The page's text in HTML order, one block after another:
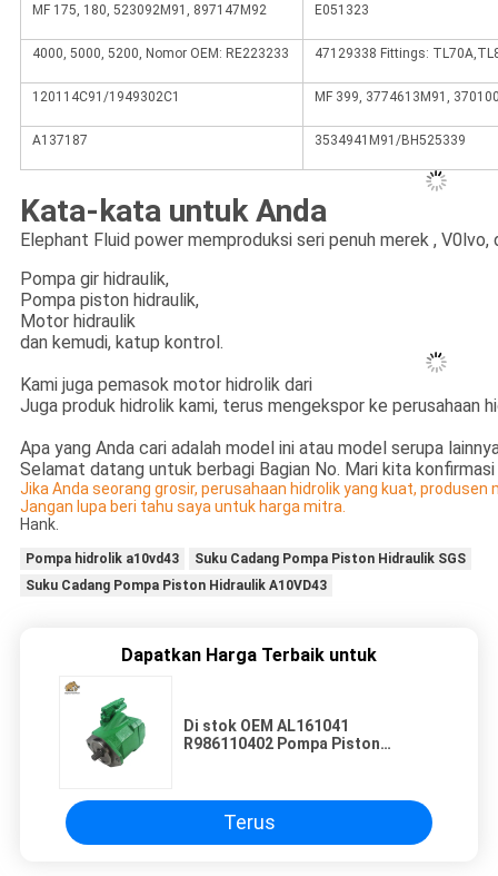
MF 175, 180, 523092M91, 897147M92 E051323
4000, 5000, 5200, Nomor OEM: RE223233 47129338 Fittings:
120114C91/1949302C1 MF 399, 3774613M91,
A137187 3534941M91/BH525339
Kata-kata untuk Anda
Elephant Fluid power memproduksi seri penuh merek , V0lvo,
Pompa gir hidraulik,
Pompa piston hidraulik,
Motor hidraulik
dan kemudi, katup kontrol.
Kami juga pemasok motor hidrolik dari
Juga produk hidrolik kami, terus mengekspor ke perusahaan
Apa yang Anda cari adalah model ini atau model serupa
Selamat datang untuk berbagi Bagian No. Mari kita
Jika Anda seorang grosir, perusahaan hidrolik yang kuat, produsen
Jangan lupa beri tahu saya untuk harga mitra.
Hank.
Pompa hidrolik a10vd43
Suku Cadang Pompa Piston Hidraulik SGS
Suku Cadang Pompa Piston Hidraulik A10VD43
Dapatkan Harga Terbaik untuk
Di stok OEM AL161041
R986110402 Pompa Piston
Terus